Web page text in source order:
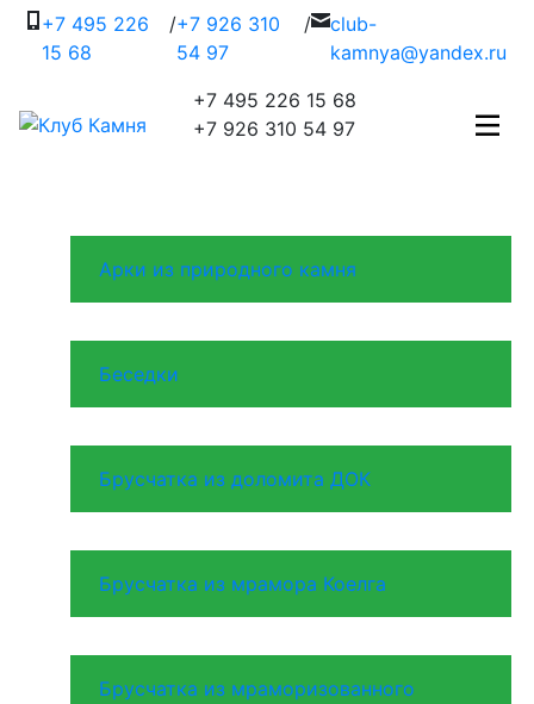
+7 495 226
15 68
/+7 926 310
54 97
/ club-
kamnya@yandex.ru
+7 495 226 15 68
+7 926 310 54 97
Арки из природного камня
Беседки
Брусчатка из доломита ДОК
Брусчатка из мрамора Коелга
Брусчатка из мраморизованного